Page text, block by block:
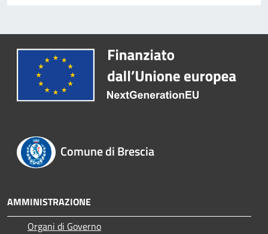
Comune di Brescia
AMMINISTRAZIONE
Organi di Governo